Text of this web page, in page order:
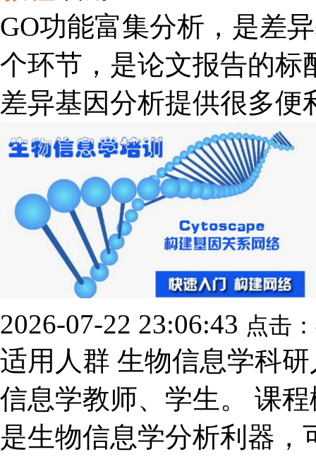
GO功能富集分析，是差
个环节，是论文报告的标
差异基因分析提供很多便
2026-07-22 23:06:43 点击：
适用人群 生物信息学科
信息学教师、学生。 课程
是生物信息学分析利器